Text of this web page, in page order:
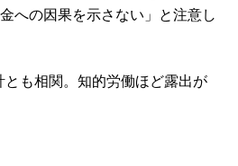
への因果を示さない」と注意し
も相関。知的労働ほど露出が